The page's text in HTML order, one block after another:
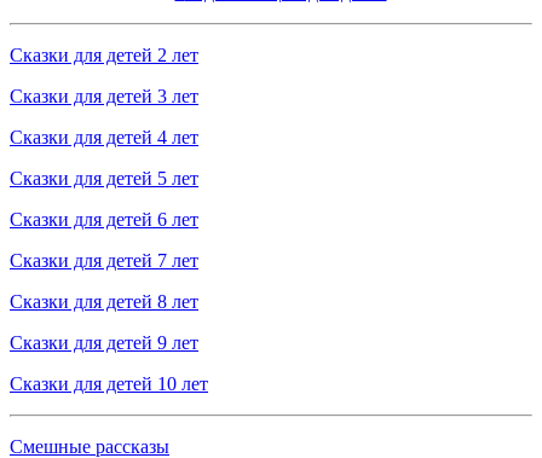
Сказки для детей 2 лет
Сказки для детей 3 лет
Сказки для детей 4 лет
Сказки для детей 5 лет
Сказки для детей 6 лет
Сказки для детей 7 лет
Сказки для детей 8 лет
Сказки для детей 9 лет
Сказки для детей 10 лет
Смешные рассказы